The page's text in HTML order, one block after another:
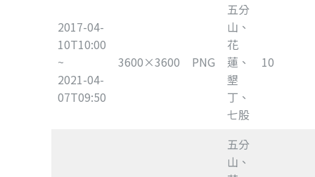
2017-04-
10T10:00
~
2021-04-
07T09:50
3600×3600 PNG
五分
山、
花
蓮、
墾
丁、
七股
10
五分
山、